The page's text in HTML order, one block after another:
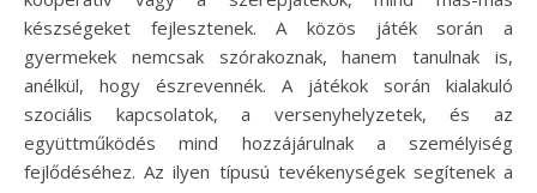
készségeket fejlesztenek. A közös játék során a
gyermekek nemcsak szórakoznak, hanem tanulnak is,
anélkül, hogy észrevennék. A játékok során kialakuló
szociális kapcsolatok, a versenyhelyzetek, és az
együttműködés mind hozzájárulnak a személyiség
fejlődéséhez. Az ilyen típusú tevékenységek segítenek a